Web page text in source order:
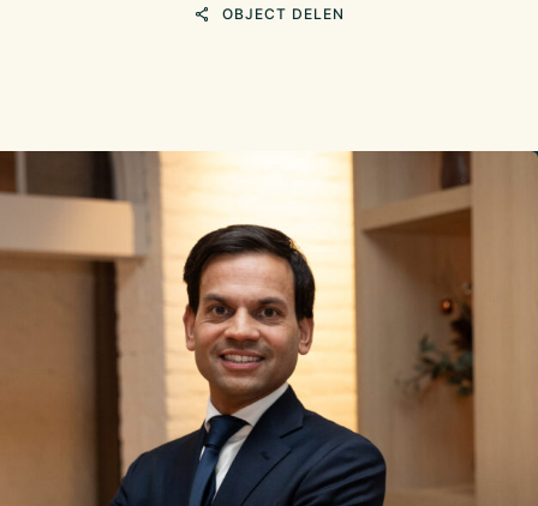
OBJECT DELEN